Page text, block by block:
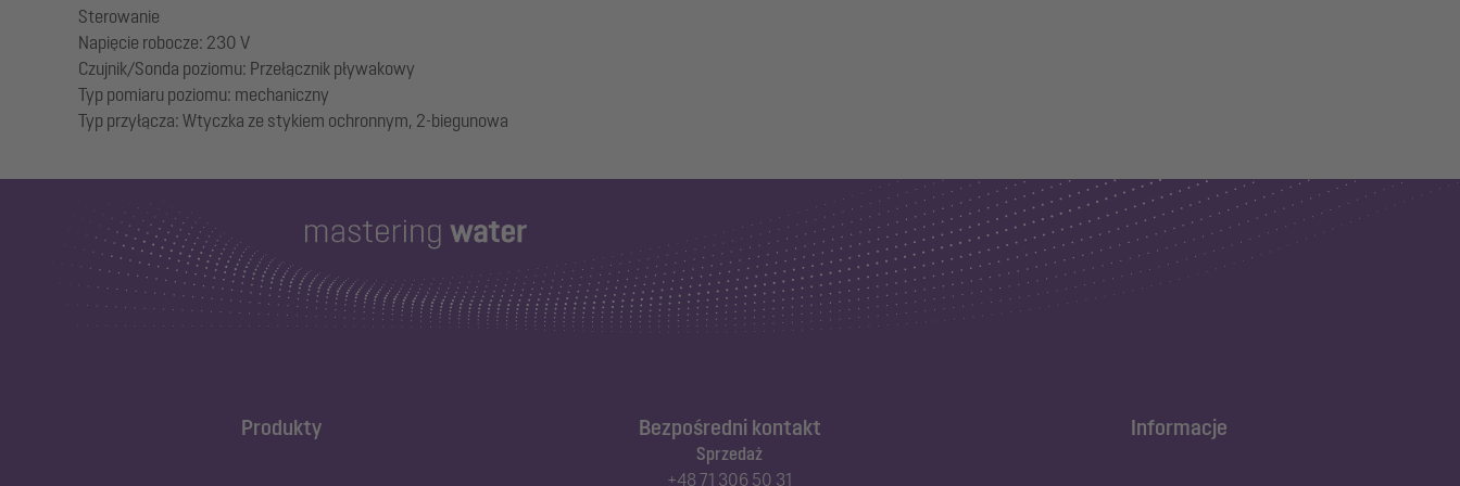
Sterowanie
Napięcie robocze: 230 V
Czujnik/Sonda poziomu: Przełącznik pływakowy
Typ pomiaru poziomu: mechaniczny
Produkty Bezpośredni kontakt
Sprzedaż
+48 71 306 50 31
Informacje